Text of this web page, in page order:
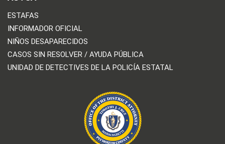
ESTAFAS
INFORMADOR OFICIAL
NIÑOS DESAPARECIDOS
CASOS SIN RESOLVER / AYUDA PÚBLICA
UNIDAD DE DETECTIVES DE LA POLICÍA ESTATAL